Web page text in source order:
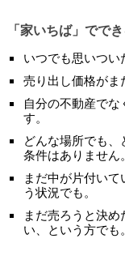
「家いちば」でで
いつでも思いつい
売り出し価格がま
自分の不動産で
す。
どんな場所でも
条件はありません。
まだ中が片付い
う状況でも。
まだ売ろうと決
い、という方でも。